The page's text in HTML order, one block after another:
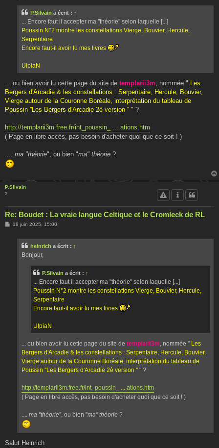
P.Silvain a écrit : ↑
... Encore faut il accepter ma "théorie" selon laquelle [...]
Poussin N°2 montre les constellations Vierge, Bouvier, Hercule,
Serpentaire
Encore faut-il avoir lu mes livres
UlpiaN
... ou bien avoir lu cette page du site de templarii3m, nommée " Les
Bergers d'Arcadie & les constellations : Serpentaire, Hercule, Bouvier,
Vierge autour de la Couronne Boréale, interprétation du tableau de
Poussin ''Les Bergers d'Arcadie 2è version '' " ?
http://templarii3m.free.fr/int_poussin_ ... ations.htm
( Page en libre accès, pas besoin d'acheter quoi que ce soit ! )
.... ma "théorie", ou bien "ma" théorie ?
P.Silvain
x
Re: Boudet : La vraie langue Celtique et le Cromleck de RL
M18 juin 2025, 15:00
heinrich a écrit : ↑
Bonjour,
P.Silvain a écrit : ↑
... Encore faut il accepter ma "théorie" selon laquelle [...]
Poussin N°2 montre les constellations Vierge, Bouvier, Hercule,
Serpentaire
Encore faut-il avoir lu mes livres
UlpiaN
... ou bien avoir lu cette page du site de templarii3m, nommée " Les
Bergers d'Arcadie & les constellations : Serpentaire, Hercule, Bouvier,
Vierge autour de la Couronne Boréale, interprétation du tableau de
Poussin ''Les Bergers d'Arcadie 2è version '' " ?
http://templarii3m.free.fr/int_poussin_ ... ations.htm
( Page en libre accès, pas besoin d'acheter quoi que ce soit ! )
.... ma "théorie", ou bien "ma" théorie ?
Salut Heinrich